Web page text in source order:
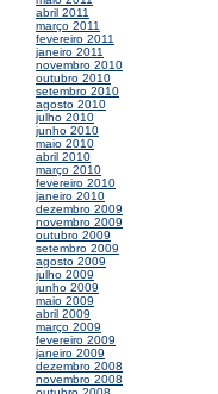
abril 2011
março 2011
fevereiro 2011
janeiro 2011
novembro 2010
outubro 2010
setembro 2010
agosto 2010
julho 2010
junho 2010
maio 2010
abril 2010
março 2010
fevereiro 2010
janeiro 2010
dezembro 2009
novembro 2009
outubro 2009
setembro 2009
agosto 2009
julho 2009
junho 2009
maio 2009
abril 2009
março 2009
fevereiro 2009
janeiro 2009
dezembro 2008
novembro 2008